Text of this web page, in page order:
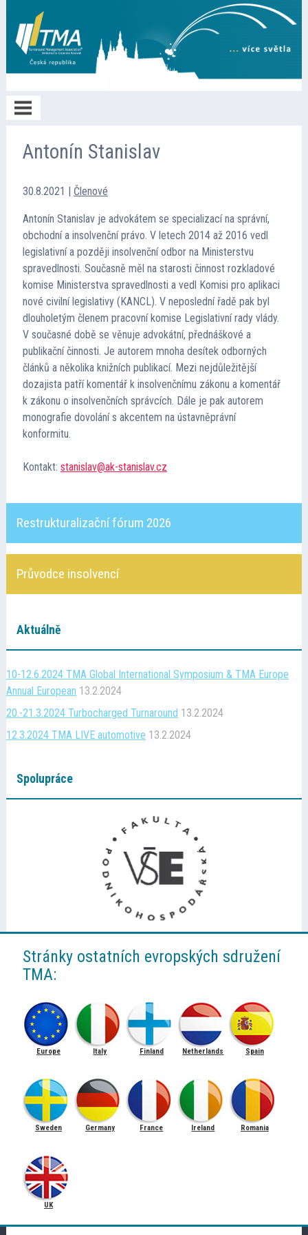
Home
O TMA
Členství
Spolupráce
Kontakt
Cena TMA
Průvodce insolvencí
Antonín Stanislav
30.8.2021 | Členové
Antonín Stanislav je advokátem se specializací na správní,
obchodní a insolvenční právo. V letech 2014 až 2016 vedl
legislativní a později insolvenční odbor na Ministerstvu
spravedlnosti. Současně měl na starosti činnost rozkladové
komise Ministerstva spravedlnosti a vedl Komisi pro aplikaci
nové civilní legislativy (KANCL). V neposlední řadě pak byl
dlouholetým členem pracovní komise Legislativní rady vlády.
V současné době se věnuje advokátní, přednáškové a
publikační činnosti. Je autorem mnoha desítek odborných
článků a několika knižních publikací. Mezi nejdůležitější
dozajista patří komentář k insolvenčnímu zákonu a komentář
k zákonu o insolvenčních správcích. Dále je pak autorem
monografie dovolání s akcentem na ústavněprávní
konformitu.
Kontakt: stanislav@ak-stanislav.cz
Restrukturalizační fórum 2026
Průvodce insolvencí
Aktuálně
10-12.6.2024 TMA Global International Symposium & TMA Europe
Annual European 13.2.2024
20.-21.3.2024 Turbocharged Turnaround 13.2.2024
12.3.2024 TMA LIVE automotive 13.2.2024
Spolupráce
Stránky ostatních evropských sdružení
TMA:
Europe Italy Finland Netherlands Spain
Sweden Germany France Ireland Romania
UK